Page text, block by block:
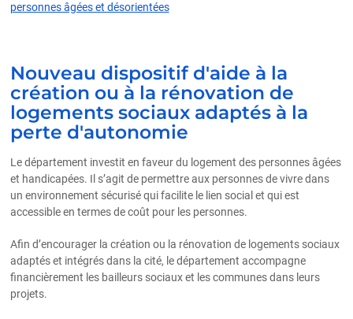
personnes âgées et désorientées
Nouveau dispositif d'aide à la
création ou à la rénovation de
logements sociaux adaptés à la
perte d'autonomie
Le département investit en faveur du logement des personnes âgées
et handicapées. Il s’agit de permettre aux personnes de vivre dans
un environnement sécurisé qui facilite le lien social et qui est
accessible en termes de coût pour les personnes.
Afin d’encourager la création ou la rénovation de logements sociaux
adaptés et intégrés dans la cité, le département accompagne
financièrement les bailleurs sociaux et les communes dans leurs
projets.